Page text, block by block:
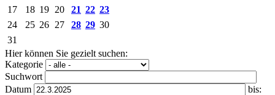
17
18 19 20 21 22 23
24
25 26 27 28 29 30
31
Hier können Sie gezielt suchen:
Kategorie
Suchwort
Datum
bis: